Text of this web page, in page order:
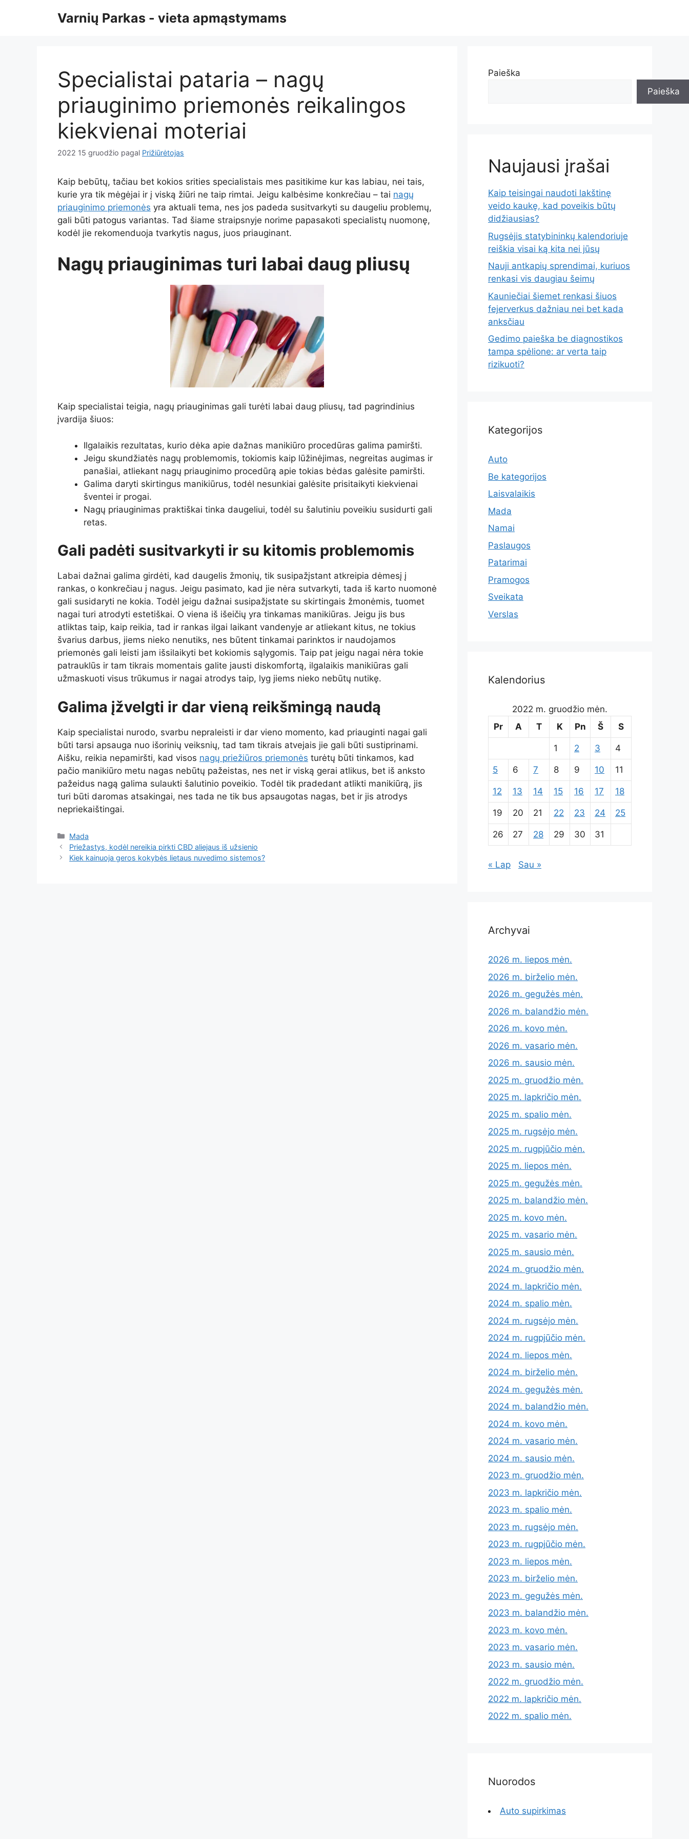
Varnių Parkas - vieta apmąstymams
Specialistai pataria – nagų
priauginimo priemonės reikalingos
kiekvienai moteriai
2022 15 gruodžio pagal Prižiūrėtojas
Kaip bebūtų, tačiau bet kokios srities specialistais mes pasitikime kur kas labiau, nei tais,
kurie yra tik mėgėjai ir į viską žiūri ne taip rimtai. Jeigu kalbėsime konkrečiau – tai nagų
priauginimo priemonės yra aktuali tema, nes jos padeda susitvarkyti su daugeliu problemų,
gali būti patogus variantas. Tad šiame straipsnyje norime papasakoti specialistų nuomonę,
kodėl jie rekomenduoja tvarkytis nagus, juos priauginant.
Nagų priauginimas turi labai daug pliusų
Kaip specialistai teigia, nagų priauginimas gali turėti labai daug pliusų, tad pagrindinius
įvardija šiuos:
Ilgalaikis rezultatas, kurio dėka apie dažnas manikiūro procedūras galima pamiršti.
Jeigu skundžiatės nagų problemomis, tokiomis kaip lūžinėjimas, negreitas augimas ir
panašiai, atliekant nagų priauginimo procedūrą apie tokias bėdas galėsite pamiršti.
Galima daryti skirtingus manikiūrus, todėl nesunkiai galėsite prisitaikyti kiekvienai
šventei ir progai.
Nagų priauginimas praktiškai tinka daugeliui, todėl su šalutiniu poveikiu susidurti gali
retas.
Gali padėti susitvarkyti ir su kitomis problemomis
Labai dažnai galima girdėti, kad daugelis žmonių, tik susipažįstant atkreipia dėmesį į
rankas, o konkrečiau į nagus. Jeigu pasimato, kad jie nėra sutvarkyti, tada iš karto nuomonė
gali susidaryti ne kokia. Todėl jeigu dažnai susipažįstate su skirtingais žmonėmis, tuomet
nagai turi atrodyti estetiškai. O viena iš išeičių yra tinkamas manikiūras. Jeigu jis bus
atliktas taip, kaip reikia, tad ir rankas ilgai laikant vandenyje ar atliekant kitus, ne tokius
švarius darbus, jiems nieko nenutiks, nes būtent tinkamai parinktos ir naudojamos
priemonės gali leisti jam išsilaikyti bet kokiomis sąlygomis. Taip pat jeigu nagai nėra tokie
patrauklūs ir tam tikrais momentais galite jausti diskomfortą, ilgalaikis manikiūras gali
užmaskuoti visus trūkumus ir nagai atrodys taip, lyg jiems nieko nebūtų nutikę.
Galima įžvelgti ir dar vieną reikšmingą naudą
Kaip specialistai nurodo, svarbu nepraleisti ir dar vieno momento, kad priauginti nagai gali
būti tarsi apsauga nuo išorinių veiksnių, tad tam tikrais atvejais jie gali būti sustiprinami.
Aišku, reikia nepamiršti, kad visos nagų priežiūros priemonės turėtų būti tinkamos, kad
pačio manikiūro metu nagas nebūtų pažeistas, nes net ir viską gerai atlikus, bet iš anksto
pažeidus nagą galima sulaukti šalutinio poveikio. Todėl tik pradedant atlikti manikiūrą, jis
turi būti daromas atsakingai, nes tada ne tik bus apsaugotas nagas, bet ir jis atrodys
nepriekaištingai.
Kategorijos
Mada
Priežastys, kodėl nereikia pirkti CBD aliejaus iš užsienio
Kiek kainuoja geros kokybės lietaus nuvedimo sistemos?
Paieška
Paieška
Naujausi įrašai
Kaip teisingai naudoti lakštinę
veido kaukę, kad poveikis būtų
didžiausias?
Rugsėjis statybininkų kalendoriuje
reiškia visai ką kita nei jūsų
Nauji antkapių sprendimai, kuriuos
renkasi vis daugiau šeimų
Kauniečiai šiemet renkasi šiuos
fejerverkus dažniau nei bet kada
anksčiau
Gedimo paieška be diagnostikos
tampa spėlione: ar verta taip
rizikuoti?
Kategorijos
Auto
Be kategorijos
Laisvalaikis
Mada
Namai
Paslaugos
Patarimai
Pramogos
Sveikata
Verslas
Kalendorius
2022 m. gruodžio mėn.
Pr
A T K Pn Š S
1 2 3 4
5 6 7 8 9 10 11
12 13 14 15 16 17 18
19 20 21 22 23 24 25
26 27 28 29 30 31
« Lap Sau »
Archyvai
2026 m. liepos mėn.
2026 m. birželio mėn.
2026 m. gegužės mėn.
2026 m. balandžio mėn.
2026 m. kovo mėn.
2026 m. vasario mėn.
2026 m. sausio mėn.
2025 m. gruodžio mėn.
2025 m. lapkričio mėn.
2025 m. spalio mėn.
2025 m. rugsėjo mėn.
2025 m. rugpjūčio mėn.
2025 m. liepos mėn.
2025 m. gegužės mėn.
2025 m. balandžio mėn.
2025 m. kovo mėn.
2025 m. vasario mėn.
2025 m. sausio mėn.
2024 m. gruodžio mėn.
2024 m. lapkričio mėn.
2024 m. spalio mėn.
2024 m. rugsėjo mėn.
2024 m. rugpjūčio mėn.
2024 m. liepos mėn.
2024 m. birželio mėn.
2024 m. gegužės mėn.
2024 m. balandžio mėn.
2024 m. kovo mėn.
2024 m. vasario mėn.
2024 m. sausio mėn.
2023 m. gruodžio mėn.
2023 m. lapkričio mėn.
2023 m. spalio mėn.
2023 m. rugsėjo mėn.
2023 m. rugpjūčio mėn.
2023 m. liepos mėn.
2023 m. birželio mėn.
2023 m. gegužės mėn.
2023 m. balandžio mėn.
2023 m. kovo mėn.
2023 m. vasario mėn.
2023 m. sausio mėn.
2022 m. gruodžio mėn.
2022 m. lapkričio mėn.
2022 m. spalio mėn.
Nuorodos
Auto supirkimas